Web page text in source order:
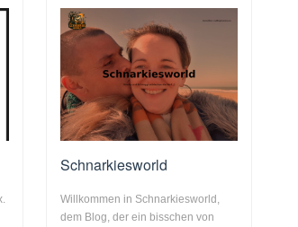
Schnarkiesworld
Willkommen in Schnarkiesworld,
dem Blog, der ein bisschen von